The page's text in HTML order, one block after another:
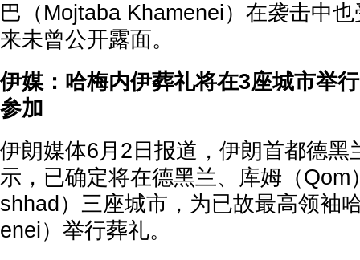
巴（Mojtaba Khamenei）在袭击中
来未曾公开露面。
伊媒：哈梅内伊葬礼将在3座城市举
参加
伊朗媒体6月2日报道，伊朗首都德黑
示，已确定将在德黑兰、库姆（Qom
shhad）三座城市，为已故最高领袖
enei）举行葬礼。